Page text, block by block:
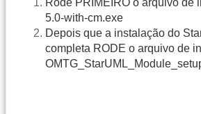
Rode PRIMEIRO o arquivo de
5.0-with-cm.exe
Depois que a instalação do
completa RODE o arquivo de